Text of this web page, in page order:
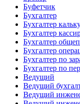
Буфетчик
Бухгалтер
Бухгалтер
Бухгалтер
Бухгалтер
Бухгалтер
Бухгалтер по
Бухгалтер по
Ведущий
Ведущий
Ведущий